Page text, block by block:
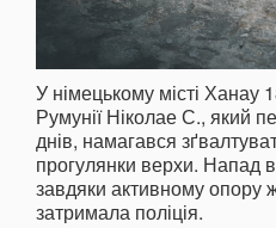
У німецькому місті Ханау
Румунії Ніколае С., який
днів, намагався
прогулянки верхи. Напад
завдяки активному опору
затримала поліція.